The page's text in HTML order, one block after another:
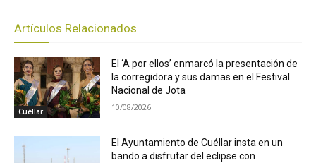
Artículos Relacionados
Cuéllar
El ‘A por ellos’ enmarcó la presentación de
la corregidora y sus damas en el Festival
Nacional de Jota
10/08/2026
El Ayuntamiento de Cuéllar insta en un
bando a disfrutar del eclipse con